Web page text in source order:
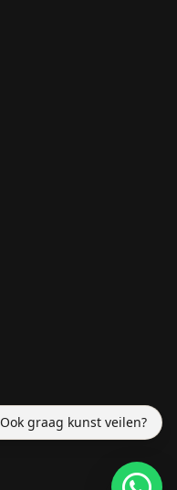
Ook graag kunst veilen?